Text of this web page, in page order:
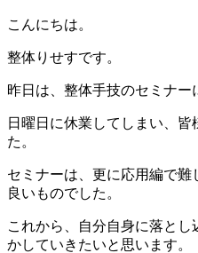
こんにちは。
整体りせすです。
昨日は、整体手技のセミナー
日曜日に休業してしまい、
た。
セミナーは、更に応用編で難
良いものでした。
これから、自分自身に落と
かしていきたいと思います。